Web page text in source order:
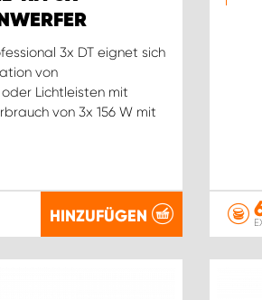
3x DT eignet sich
von
Lichtleisten mit
von 3x 156 W mit
HINZUFÜGEN